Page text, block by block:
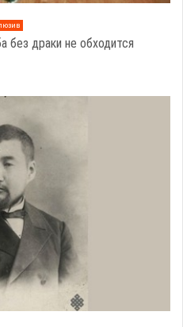
без драки не обходится